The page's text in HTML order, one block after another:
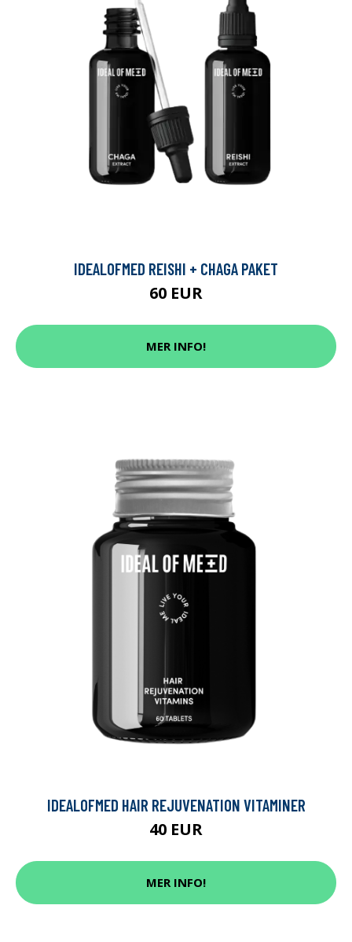
IDEALOFMED REISHI + CHAGA PAKET
60 EUR
MER INFO!
IDEALOFMED HAIR REJUVENATION VITAMINER
40 EUR
MER INFO!